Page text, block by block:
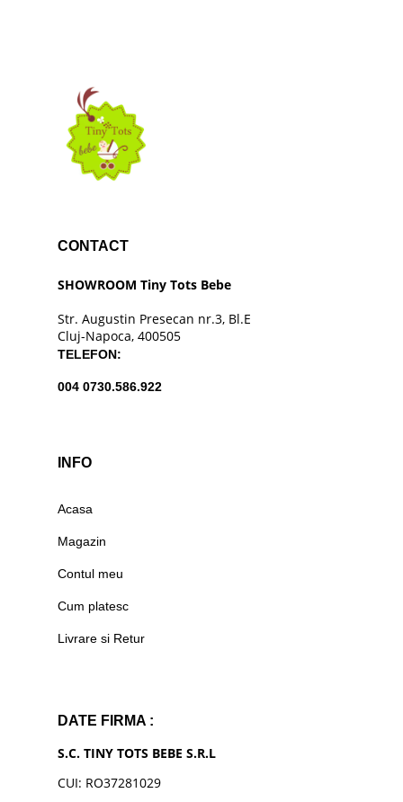
CONTACT
SHOWROOM Tiny Tots Bebe
Str. Augustin Presecan nr.3, Bl.E
Cluj-Napoca, 400505
TELEFON:
004 0730.586.922
INFO
Acasa
Magazin
Contul meu
Cum platesc
Livrare si Retur
DATE FIRMA :
S.C. TINY TOTS BEBE S.R.L
CUI: RO37281029